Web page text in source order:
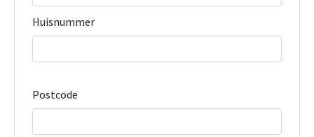
Huisnummer
Postcode